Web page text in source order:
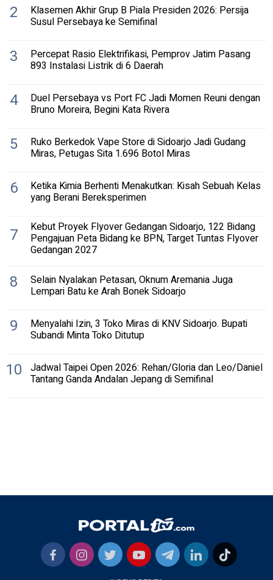
2 Klasemen Akhir Grup B Piala Presiden 2026: Persija
Susul Persebaya ke Semifinal
3 Percepat Rasio Elektrifikasi, Pemprov Jatim Pasang
893 Instalasi Listrik di 6 Daerah
4 Duel Persebaya vs Port FC Jadi Momen Reuni dengan
Bruno Moreira, Begini Kata Rivera
5 Ruko Berkedok Vape Store di Sidoarjo Jadi Gudang
Miras, Petugas Sita 1.696 Botol Miras
6 Ketika Kimia Berhenti Menakutkan: Kisah Sebuah Kelas
yang Berani Bereksperimen
7 Kebut Proyek Flyover Gedangan Sidoarjo, 122 Bidang
Pengajuan Peta Bidang ke BPN, Target Tuntas Flyover
Gedangan 2027
8 Selain Nyalakan Petasan, Oknum Aremania Juga
Lempari Batu ke Arah Bonek Sidoarjo
9 Menyalahi Izin, 3 Toko Miras di KNV Sidoarjo. Bupati
Subandi Minta Toko Ditutup
10 Jadwal Taipei Open 2026: Rehan/Gloria dan Leo/Daniel
Tantang Ganda Andalan Jepang di Semifinal